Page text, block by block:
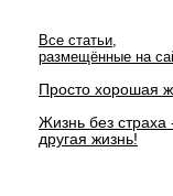
Все статьи,
размещённые на
Просто хорошая
Жизнь без страха
другая жизнь!